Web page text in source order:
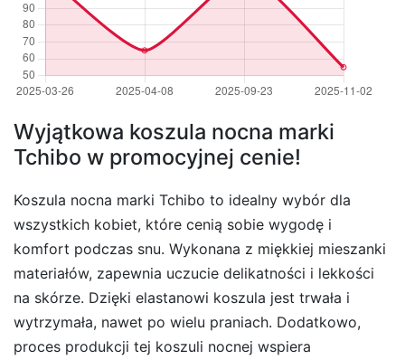
Wyjątkowa koszula nocna marki
Tchibo w promocyjnej cenie!
Koszula nocna marki Tchibo to idealny wybór dla
wszystkich kobiet, które cenią sobie wygodę i
komfort podczas snu. Wykonana z miękkiej mieszanki
materiałów, zapewnia uczucie delikatności i lekkości
na skórze. Dzięki elastanowi koszula jest trwała i
wytrzymała, nawet po wielu praniach. Dodatkowo,
proces produkcji tej koszuli nocnej wspiera